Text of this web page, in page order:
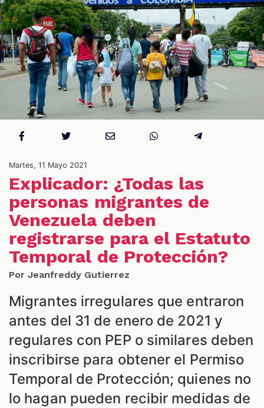
Martes, 11 Mayo 2021
Explicador: ¿Todas las
personas migrantes de
Venezuela deben
registrarse para el Estatuto
Temporal de Protección?
Por Jeanfreddy Gutierrez
Migrantes irregulares que entraron
antes del 31 de enero de 2021 y
regulares con PEP o similares deben
inscribirse para obtener el Permiso
Temporal de Protección; quienes no
lo hagan pueden recibir medidas de